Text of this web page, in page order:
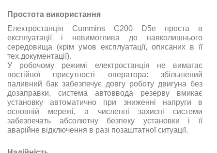
Простота використання
Електростанція Cummins C200 D5e проста в
експлуатації і невимоглива до навколишнього
середовища (крім умов експлуатації, описаних в її
тех.документації).
У робочому режимі електростанція не вимагає
постійної присутності оператора: збільшений
паливний бак забезпечує довгу роботу двигуна без
дозаправки, система автоввода резерву вмикає
установку автоматично при зниженні напруги в
основній мережі, а численні захисні системи
забезпечать абсолютну безпеку установки і її
аварійне відключення в разі позаштатної ситуації.